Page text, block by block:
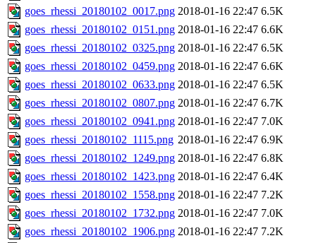
goes_rhessi_20180102_0017.png 2018-01-16 22:47 6.5K
goes_rhessi_20180102_0151.png 2018-01-16 22:47 6.6K
goes_rhessi_20180102_0325.png 2018-01-16 22:47 6.5K
goes_rhessi_20180102_0459.png 2018-01-16 22:47 6.6K
goes_rhessi_20180102_0633.png 2018-01-16 22:47 6.5K
goes_rhessi_20180102_0807.png 2018-01-16 22:47 6.7K
goes_rhessi_20180102_0941.png 2018-01-16 22:47 7.0K
goes_rhessi_20180102_1115.png 2018-01-16 22:47 6.9K
goes_rhessi_20180102_1249.png 2018-01-16 22:47 6.8K
goes_rhessi_20180102_1423.png 2018-01-16 22:47 6.4K
goes_rhessi_20180102_1558.png 2018-01-16 22:47 7.2K
goes_rhessi_20180102_1732.png 2018-01-16 22:47 7.0K
goes_rhessi_20180102_1906.png 2018-01-16 22:47 7.2K